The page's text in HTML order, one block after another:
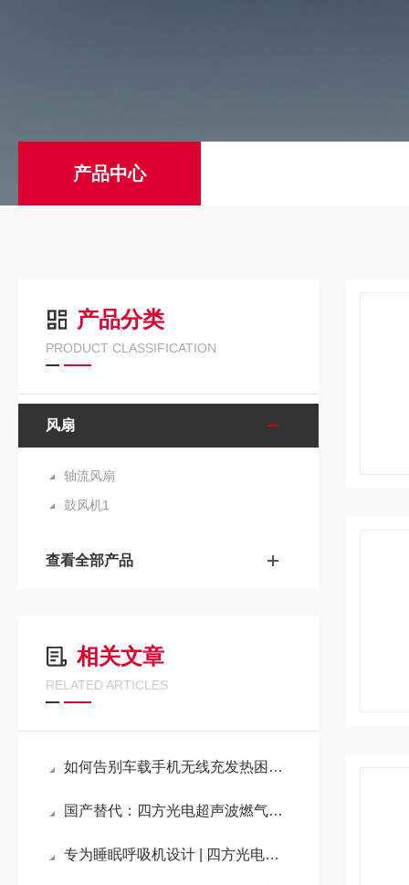
产品中心
产品分类
PRODUCT CLASSIFICATION
风扇
轴流风扇
鼓风机1
查看全部产品
相关文章
RELATED ARTICLES
如何告别车载手机无线充发热困扰？四方风信散热风扇带您解锁“冷静快充”
国产替代：四方光电超声波燃气表模组助力行业升级
专为睡眠呼吸机设计 | 四方光电涡轮风机7050全新上市